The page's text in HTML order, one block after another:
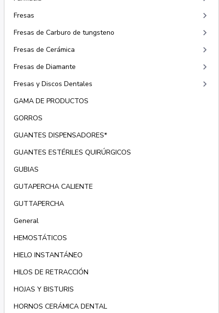
Fresas keyboard_arrow_right
Fresas de Carburo de tungsteno keyboard_arrow_right
Fresas de Cerámica keyboard_arrow_right
Fresas de Diamante keyboard_arrow_right
Fresas y Discos Dentales keyboard_arrow_right
GAMA DE PRODUCTOS
GORROS
GUANTES DISPENSADORES*
GUANTES ESTÉRILES QUIRÚRGICOS
GUBIAS
GUTAPERCHA CALIENTE
GUTTAPERCHA
General
HEMOSTÁTICOS
HIELO INSTANTÁNEO
HILOS DE RETRACCIÓN
HOJAS Y BISTURIS
HORNOS CERÁMICA DENTAL